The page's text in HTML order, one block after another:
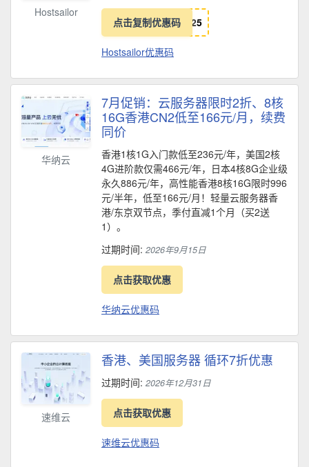
Hostsailor
点击复制优惠码 25
Hostsailor优惠码
华纳云
7月促销：云服务器限时2折、8核
16G香港CN2低至166元/月，续费
同价
香港1核1G入门款低至236元/年，美国2核
4G进阶款仅需466元/年，日本4核8G企业级
永久886元/年，高性能香港8核16G限时996
元/半年，低至166元/月！轻量云服务器香
港/东京双节点，季付直减1个月（买2送
1）。
过期时间: 2026年9月15日
点击获取优惠
华纳云优惠码
速维云
香港、美国服务器 循环7折优惠
过期时间: 2026年12月31日
点击获取优惠
速维云优惠码